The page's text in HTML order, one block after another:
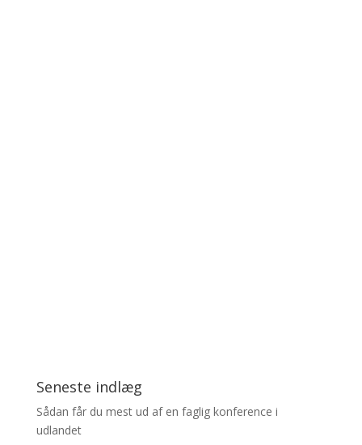
Seneste indlæg
Sådan får du mest ud af en faglig konference i
udlandet